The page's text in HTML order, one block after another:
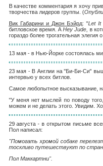
В качестве комментария я хочу
творчества лидеров группы. (
Вик Габарини и Джон Бэйрд: "Let It
битловское время. АHey Jude , в
гораздо более трогательная
13 мая - в Нью-Йорке состоялась
23 мая - В Англии на "Би-Би-Си"
интервью у всех битлов.
Самое любопытное высказывание,
"У меня нет мыслей по поводу
можем и не делать этого. Увидим.
29 августа - в открытом письме
Пол написал:
"Помогать хромой собаке
тоскливо путешествуют по
Пол Маккартни".